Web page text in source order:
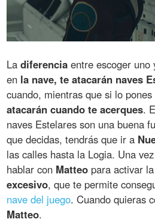
Ladiferencia entre escoger
en la nave, te atacarán naves
cuando, mientras que si lo pones
atacarán cuando te acerques.
naves Estelares son una buena
que decidas, tendrás que ir a
las calles hasta la Logia. Una
hablar con Matteo para activar la
excesivo, que te permite
nave del juego. Cuando quieras
Matteo.